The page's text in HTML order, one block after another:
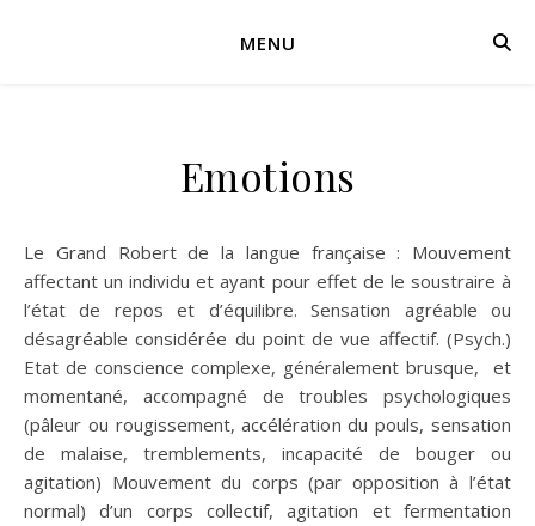
MENU
Emotions
Le Grand Robert de la langue française : Mouvement
affectant un individu et ayant pour effet de le soustraire à
l’état de repos et d’équilibre. Sensation agréable ou
désagréable considérée du point de vue affectif. (Psych.)
Etat de conscience complexe, généralement brusque, et
momentané, accompagné de troubles psychologiques
(pâleur ou rougissement, accélération du pouls, sensation
de malaise, tremblements, incapacité de bouger ou
agitation) Mouvement du corps (par opposition à l’état
normal) d’un corps collectif, agitation et fermentation